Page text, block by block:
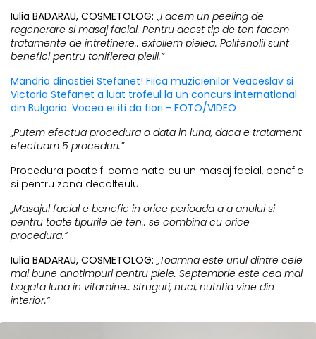
Iulia BADARAU, COSMETOLOG: „Facem un peeling de
regenerare si masaj facial. Pentru acest tip de ten facem
tratamente de intretinere.. exfoliem pielea. Polifenolii sunt
benefici pentru tonifierea pielii.”
Mandria dinastiei Stefanet! Fiica muzicienilor Veaceslav si
Victoria Stefanet a luat trofeul la un concurs international
din Bulgaria. Vocea ei iti da fiori - FOTO/VIDEO
„Putem efectua procedura o data in luna, daca e tratament
efectuam 5 proceduri.”
Procedura poate fi combinata cu un masaj facial, benefic
si pentru zona decolteului.
„Masajul facial e benefic in orice perioada a a anului si
pentru toate tipurile de ten.. se combina cu orice
procedura.”
Iulia BADARAU, COSMETOLOG:„Toamna este unul dintre cele
mai bune anotimpuri pentru piele. Septembrie este cea mai
bogata luna in vitamine.. struguri, nuci, nutritia vine din
interior.”